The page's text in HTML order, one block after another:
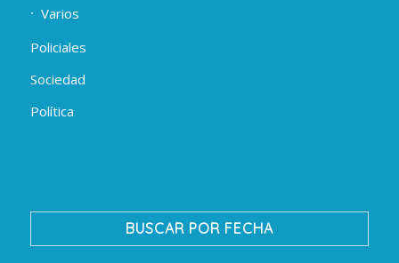
Varios
Policiales
Sociedad
Política
BUSCAR POR FECHA